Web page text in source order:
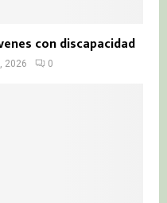
con discapacidad
2026 0